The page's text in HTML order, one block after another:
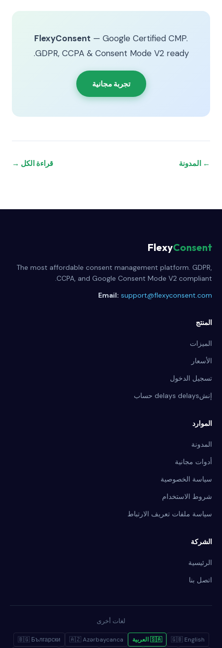
FlexyConsent — Google Certified CMP.
GDPR, CCPA & Consent Mode V2 ready.
تجربة مجانية
← المدونة قراءة الكل →
FlexyConsent
The most affordable consent management platform. GDPR,
CCPA, and Google Consent Mode V2 compliant.
Email: support@flexyconsent.com
المنتج
الميزات
الأسعار
تسجيل الدخول
إنشdelays delays حساب
الموارد
المدونة
أدوات مجانية
سياسة الخصوصية
شروط الاستخدام
سياسة ملفات تعريف الارتباط
الشركة
الرئيسية
اتصل بنا
لغات أخرى
🇬🇧 English 🇸🇦 العربية 🇦🇿 Azərbaycanca
🇧🇬 Български